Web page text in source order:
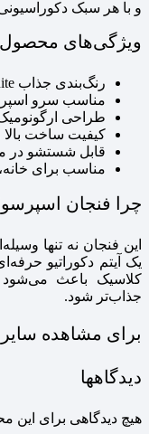
و با هر سبک
ویژگی‌های محصول
رنگ‌بندی جذاب Black & White برای جلوه‌ای مدرن و شیک
مناسب سرو
طراحی
کیفیت ساخت بالا
قابل شستشو در
مناسب برای
چرا فنجان
این فنجان نه تنها
یک آیتم دکوراتیو
کلاسیک باعث
جذاب‌تر شود.
برای مشاهده سایر
دیدگاهها
هیچ دیدگاهی برای